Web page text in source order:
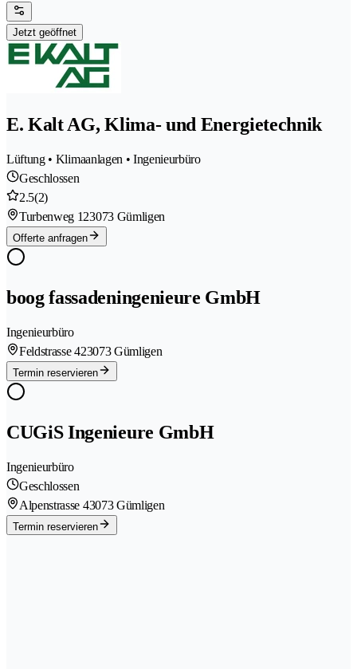
Jetzt geöffnet
E. Kalt AG, Klima- und Energietechnik
Lüftung • Klimaanlagen • Ingenieurbüro
Geschlossen
2.5(2)
Turbenweg 123073 Gümligen
Offerte anfragen
boog fassadeningenieure GmbH
Ingenieurbüro
Feldstrasse 423073 Gümligen
Termin reservieren
CUGiS Ingenieure GmbH
Ingenieurbüro
Geschlossen
Alpenstrasse 43073 Gümligen
Termin reservieren